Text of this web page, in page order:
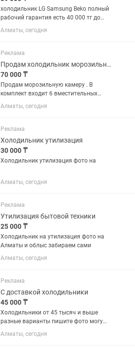
холодильник LG Samsung Beko полный
рабочий гарантия есть 40 000 тг до
150 000 тг много сразу
Алматы, сегодня
Реклама
Продам холодильник морозильник
70 000 ₸
Продам морозильную камеру . В
комплект входит 6 вместительных
пластиковых контейнеров.
Температура охлаждения и заморозки
Алматы, сегодня
Реклама
Холодильник утилизация
30 000 ₸
Холодильник утилизация фото на
Алматы, сегодня
Реклама
Утилизация бытовой техники
25 000 ₸
Холодильник на утилизация фото на
Алматы и облыс забираем сами
Алматы, сегодня
Реклама
С доставкой холодильники
45 000 ₸
Холодильники от 45 тысяч и выше
разные варианты пишите фото могу
отправить
Алматы, сегодня